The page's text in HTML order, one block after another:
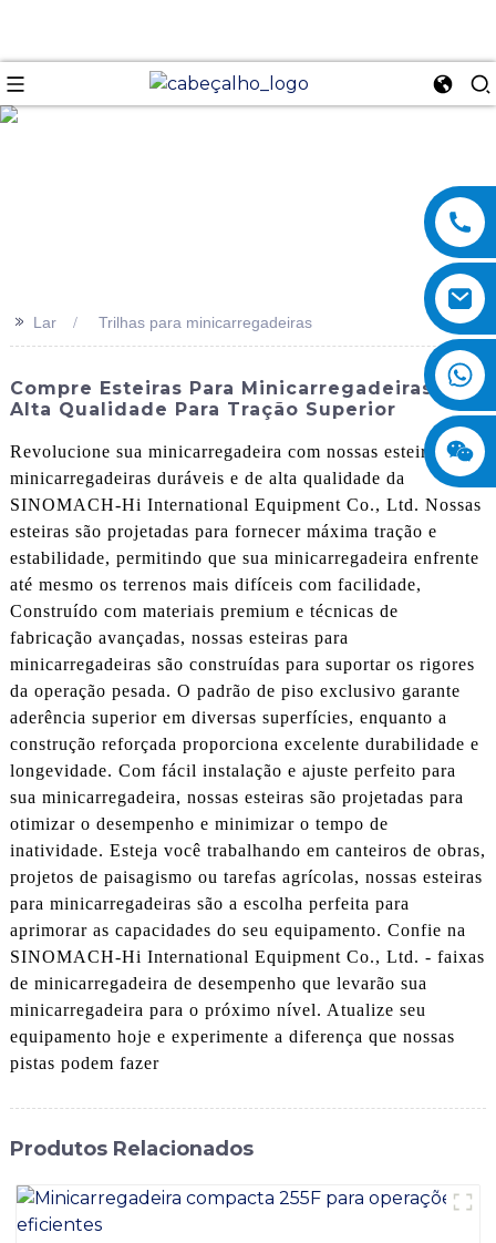
>> Lar Trilhas para minicarregadeiras
Compre Esteiras Para Minicarregadeiras De
Alta Qualidade Para Tração Superior
Revolucione sua minicarregadeira com nossas esteiras para
minicarregadeiras duráveis ​​e de alta qualidade da
SINOMACH-Hi International Equipment Co., Ltd. Nossas
esteiras são projetadas para fornecer máxima tração e
estabilidade, permitindo que sua minicarregadeira enfrente
até mesmo os terrenos mais difíceis com facilidade,
Construído com materiais premium e técnicas de
fabricação avançadas, nossas esteiras para
minicarregadeiras são construídas para suportar os rigores
da operação pesada. O padrão de piso exclusivo garante
aderência superior em diversas superfícies, enquanto a
construção reforçada proporciona excelente durabilidade e
longevidade. Com fácil instalação e ajuste perfeito para
sua minicarregadeira, nossas esteiras são projetadas para
otimizar o desempenho e minimizar o tempo de
inatividade. Esteja você trabalhando em canteiros de obras,
projetos de paisagismo ou tarefas agrícolas, nossas esteiras
para minicarregadeiras são a escolha perfeita para
aprimorar as capacidades do seu equipamento. Confie na
SINOMACH-Hi International Equipment Co., Ltd. - faixas
de minicarregadeira de desempenho que levarão sua
minicarregadeira para o próximo nível. Atualize seu
equipamento hoje e experimente a diferença que nossas
pistas podem fazer
Produtos Relacionados